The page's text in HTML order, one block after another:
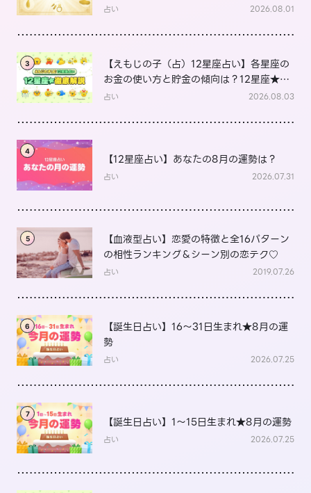
占い 2026.08.01
3
【えもじの子（占）12星座占い】各星座の
お金の使い方と貯金の傾向は？12星座★徹
底解説
占い 2026.08.03
4
【12星座占い】あなたの8月の運勢は？
占い 2026.07.31
5
【血液型占い】恋愛の特徴と全16パターン
の相性ランキング＆シーン別の恋テク♡
占い 2019.07.26
6
【誕生日占い】16～31日生まれ★8月の運
勢
占い 2026.07.25
7
【誕生日占い】1～15日生まれ★8月の運勢
占い 2026.07.25